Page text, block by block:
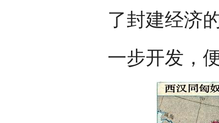
了封建经济
一步开发，